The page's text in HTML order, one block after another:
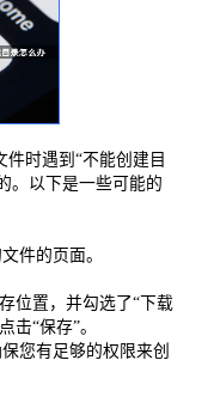
件时遇到“不能创建目
。以下是一些可能的
件的页面。
位置，并勾选了“下载
击“保存”。
您有足够的权限来创